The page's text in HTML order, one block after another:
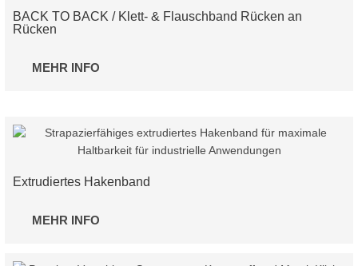
BACK TO BACK / Klett- & Flauschband Rücken an
Rücken
MEHR INFO
Extrudiertes Hakenband
MEHR INFO